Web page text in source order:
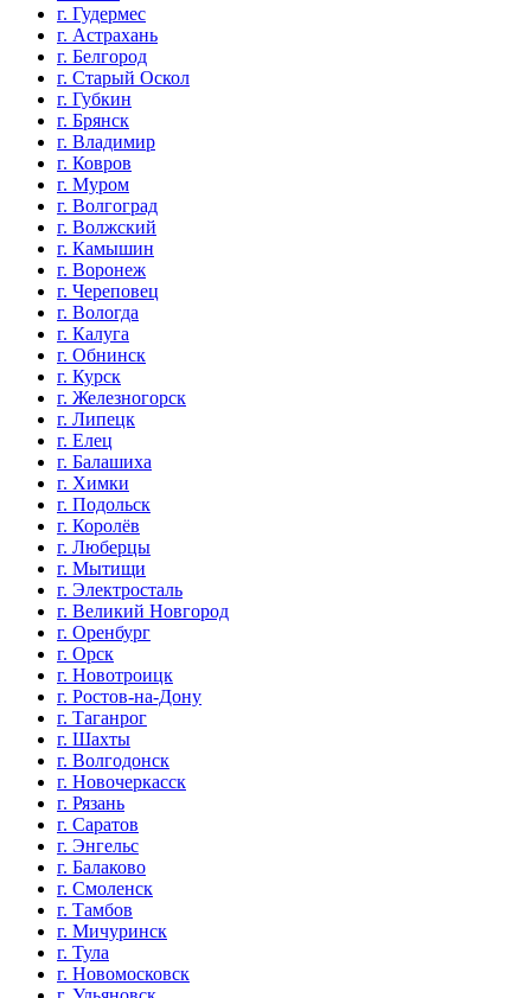
г. Гудермес
г. Астрахань
г. Белгород
г. Старый Оскол
г. Губкин
г. Брянск
г. Владимир
г. Ковров
г. Муром
г. Волгоград
г. Волжский
г. Камышин
г. Воронеж
г. Череповец
г. Вологда
г. Калуга
г. Обнинск
г. Курск
г. Железногорск
г. Липецк
г. Елец
г. Балашиха
г. Химки
г. Подольск
г. Королёв
г. Люберцы
г. Мытищи
г. Электросталь
г. Великий Новгород
г. Оренбург
г. Орск
г. Новотроицк
г. Ростов-на-Дону
г. Таганрог
г. Шахты
г. Волгодонск
г. Новочеркасск
г. Рязань
г. Саратов
г. Энгельс
г. Балаково
г. Смоленск
г. Тамбов
г. Мичуринск
г. Тула
г. Новомосковск